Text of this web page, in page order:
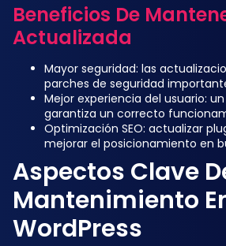
Beneficios De
Actualizada
Mayor seguridad: las
parches de seguridad
Mejor experiencia del usuario:
garantiza un correcto
Optimización SEO: actualizar
mejorar el posicionamiento en
Aspectos Clave
Mantenimiento
WordPress